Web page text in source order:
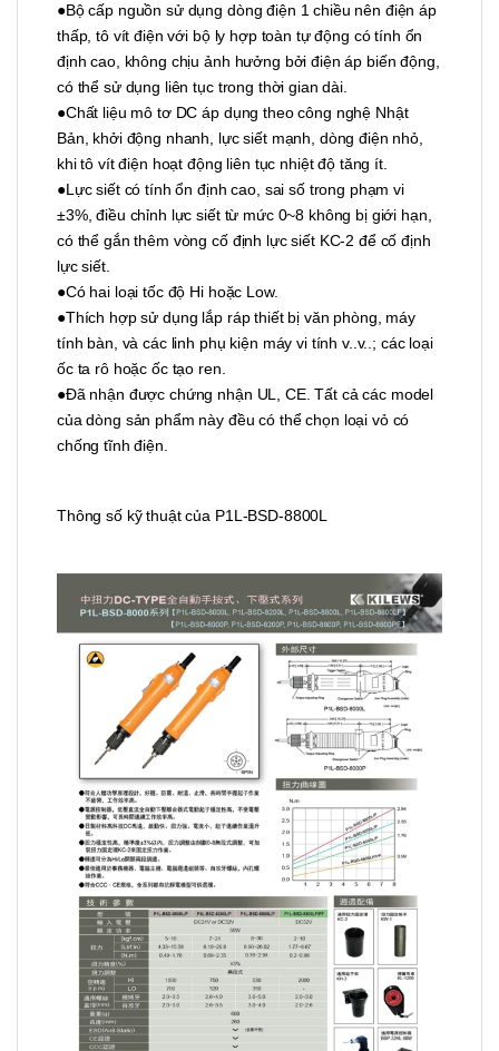
●Bộ cấp nguồn sử dụng dòng điện 1 chiều nên điện áp
thấp, tô vít điện với bộ ly hợp toàn tự động có tính ổn
định cao, không chịu ảnh hưởng bởi điện áp biến động,
có thể sử dụng liên tục trong thời gian dài.
●Chất liệu mô tơ DC áp dụng theo công nghệ Nhật
Bản, khởi động nhanh, lực siết mạnh, dòng điện nhỏ,
khi tô vít điện hoạt động liên tục nhiệt độ tăng ít.
●Lực siết có tính ổn định cao, sai số trong phạm vi
±3%, điều chỉnh lực siết từ mức 0~8 không bị giới hạn,
có thể gắn thêm vòng cố định lực siết KC-2 để cố định
lực siết.
●Có hai loại tốc độ Hi hoặc Low.
●Thích hợp sử dụng lắp ráp thiết bị văn phòng, máy
tính bàn, và các linh phụ kiện máy vi tính v..v..; các loại
ốc ta rô hoặc ốc tạo ren.
●Đã nhận được chứng nhận UL, CE. Tất cả các model
của dòng sản phẩm này đều có thể chọn loại vỏ có
chống tĩnh điện.
Thông số kỹ thuật của P1L-BSD-8800L